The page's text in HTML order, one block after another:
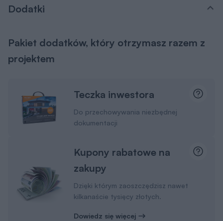
Dodatki
Pakiet dodatków, który otrzymasz razem z
projektem
Teczka inwestora
Do przechowywania niezbędnej
dokumentacji
Kupony rabatowe na
zakupy
Dzięki którym zaoszczędzisz nawet
kilkanaście tysięcy złotych.
Dowiedz się więcej